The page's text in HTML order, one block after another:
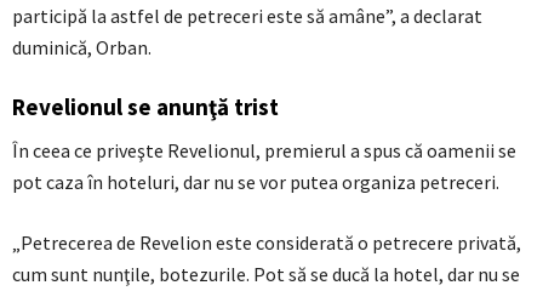
participă la astfel de petreceri este să amâne”, a declarat
duminică, Orban.
Revelionul se anunţă trist
În ceea ce priveşte Revelionul, premierul a spus că oamenii se
pot caza în hoteluri, dar nu se vor putea organiza petreceri.
„Petrecerea de Revelion este considerată o petrecere privată,
cum sunt nunţile, botezurile. Pot să se ducă la hotel, dar nu se